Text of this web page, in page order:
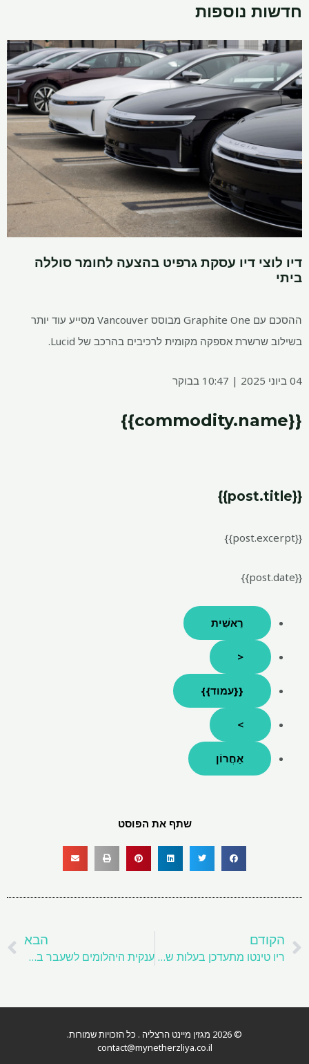
חדשות נוספות
דיו לוצי דיו עסקת גרפיט בהצעה לחומר סוללה
ביתי
ההסכם עם Graphite One מבוסס Vancouver מסייע עוד יותר
בשילוב שרשרת אספקה ​​מקומית לרכיבים בהרכב של Lucid.
04 ביוני 2025 | 10:47 בבוקר
{{commodity.name}}
{{post.title}}
{{post.excerpt}}
{{post.date}}
רֵאשִׁית
<
{{עמוד}}
>
אַחֲרוֹן
שתף את הפוסט
קודם
הקודם
ריו טינטו מתעדכן בעלות של פרויקט ליתיום סרביה
הבא
ענקית היהלומים לשעבר במנכ"ל דה בירס, כמכירה מתקרבת
© 2026 מגזין מיינט הרצליה . כל הזכויות שמורות.
contact@mynetherzliya.co.il